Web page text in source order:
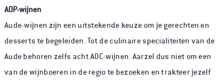
AOP-wijnen
Aude-wijnen zijn een uitstekende keuze om je gerechten en
desserts te begeleiden. Tot de culinaire specialiteiten van de
Aude behoren zelfs acht AOC-wijnen. Aarzel dus niet om een
van de wijnboeren in de regio te bezoeken en trakteer jezelf